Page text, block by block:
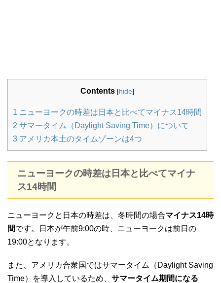
Contents [hide]
1 ニューヨークの時差は日本と比べてマイナス14時間
2 サマータイム（Daylight Saving Time）について
3 アメリカ本土のタイムゾーンは4つ
ニューヨークの時差は日本と比べてマイナ
ス14時間
ニューヨークと日本の時差は、冬時間の場合マイナス14時
間です。日本が午前9:00の時、ニューヨークは前日の
19:00となります。
また、アメリカ合衆国ではサマータイム（Daylight Saving
Time）を導入しているため、 サマータイム期間になる